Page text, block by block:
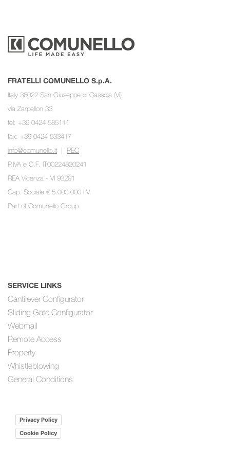
FRATELLI COMUNELLO S.p.A.
Italy 36022 San Giuseppe di Cassola (VI)
via Zarpellon 33
tel: +39 0424 585111
fax: +39 0424 533417
info@comunello.it | PEC
P.IVA e C.F. IT00224820241
REA Vicenza - VI 93291
Cap. Sociale € 5.000.000 I.V.
Part of Comunello Group
SERVICE LINKS
Cantilever Configurator
Sliding Gate Configurator
Webmail
Remote Access
Property
Whistleblowing
General Conditions
Privacy Policy
Cookie Policy